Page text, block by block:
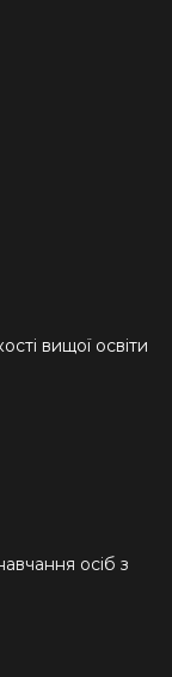
вищої освіти
осіб з